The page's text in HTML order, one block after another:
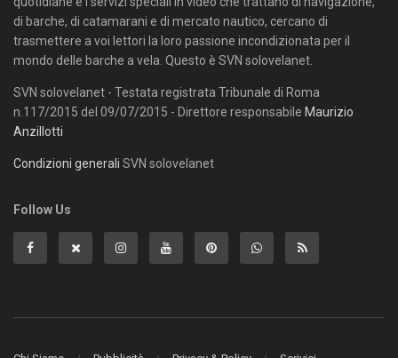
di barche, di catamarani e di mercato nautico, cercano di
trasmettere a voi lettori la loro passione incondizionata per il
mondo delle barche a vela. Questo è SVN solovelanet.
SVN solovelanet - Testata registrata Tribunale di Roma
n.117/2015 del 09/07/2015 - Direttore responsabile Maurizio
Anzillotti
Condizioni generali SVN solovelanet
Follow Us